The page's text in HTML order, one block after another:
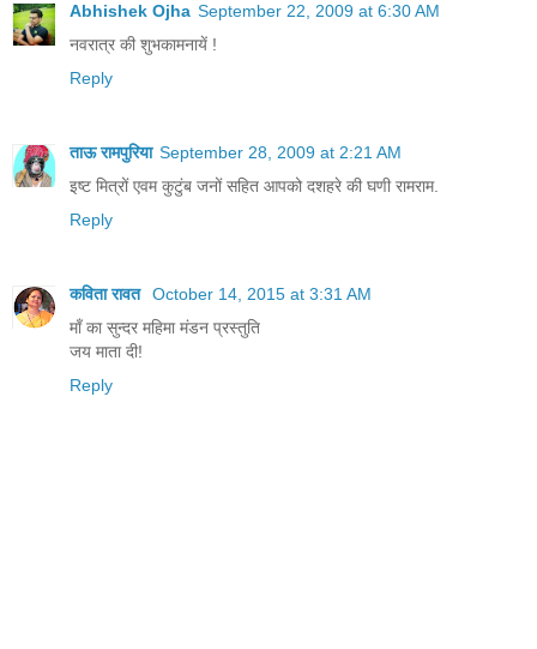
Abhishek Ojha September 22, 2009 at 6:30 AM
नवरात्र की शुभकामनायें !
Reply
ताऊ रामपुरिया September 28, 2009 at 2:21 AM
इष्ट मित्रों एवम कुटुंब जनों सहित आपको दशहरे की घणी रामराम.
Reply
कविता रावत October 14, 2015 at 3:31 AM
माँ का सुन्दर महिमा मंडन प्रस्तुति
जय माता दी!
Reply